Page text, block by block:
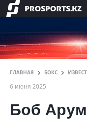
ГЛАВНАЯ БОКС
6 июня 2025
Боб Арум